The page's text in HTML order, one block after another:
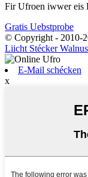
Fir Ufroen iwwer eis
Gratis Uebstprobe
© Copyright - 2010-
Liicht Stécker
E-Mail schécken
x